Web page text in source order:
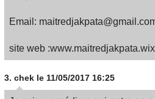
Email:
site web
3. chek le 11/05/2017 16:25